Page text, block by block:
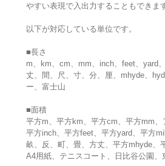
やすい表現で入出力することもできます
以下が対応している単位です。
■長さ
m、km、cm、mm、inch、feet、yard
丈、間、尺、寸、分、厘、mhyde、
ー、富士山
■面積
平方m、平方km、平方cm、平方mm、
平方inch、平方feet、平方yard、平方
畝、反、町、畳、方丈、平方mhyde、
A4用紙、テニスコート、日比谷公園、